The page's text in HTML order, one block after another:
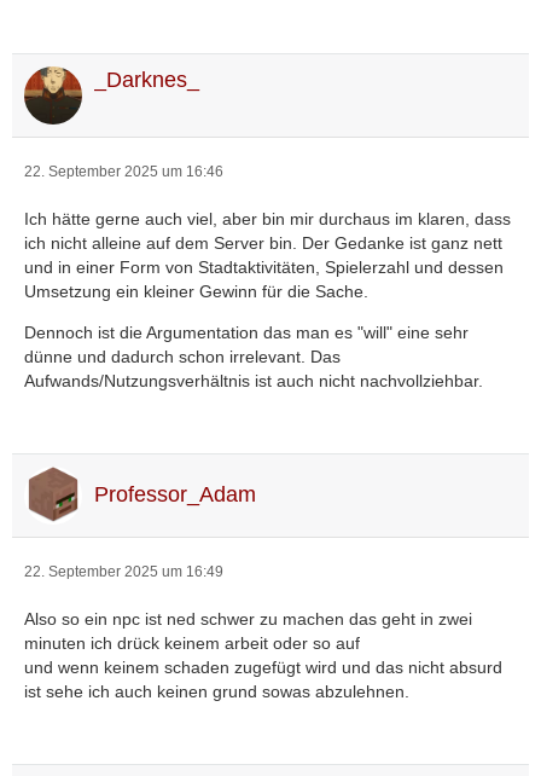
_Darknes_
22. September 2025 um 16:46
Ich hätte gerne auch viel, aber bin mir durchaus im klaren, dass
ich nicht alleine auf dem Server bin. Der Gedanke ist ganz nett
und in einer Form von Stadtaktivitäten, Spielerzahl und dessen
Umsetzung ein kleiner Gewinn für die Sache.
Dennoch ist die Argumentation das man es "will" eine sehr
dünne und dadurch schon irrelevant. Das
Aufwands/Nutzungsverhältnis ist auch nicht nachvollziehbar.
Professor_Adam
22. September 2025 um 16:49
Also so ein npc ist ned schwer zu machen das geht in zwei
minuten ich drück keinem arbeit oder so auf
und wenn keinem schaden zugefügt wird und das nicht absurd
ist sehe ich auch keinen grund sowas abzulehnen.